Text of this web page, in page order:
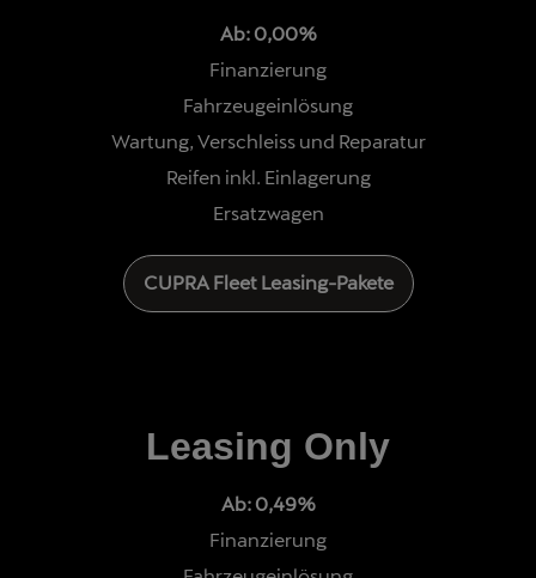
Ab: 0,00%
Finanzierung
Fahrzeugeinlösung
Wartung, Verschleiss und Reparatur
Reifen inkl. Einlagerung
Ersatzwagen
CUPRA Fleet Leasing-Pakete
Leasing Only
Ab: 0,49%
Finanzierung